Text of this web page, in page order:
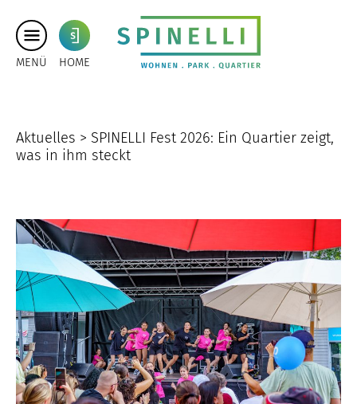
MENÜ HOME
Aktuelles > SPINELLI Fest 2026: Ein Quartier zeigt,
was in ihm steckt